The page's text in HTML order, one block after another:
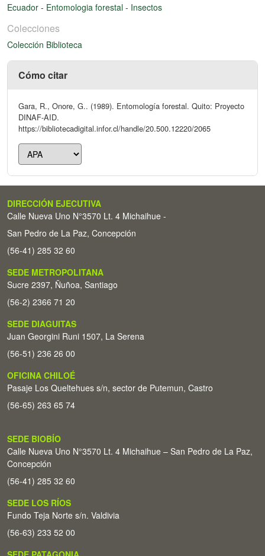
Ecuador - Entomologia forestal - Insectos
Colecciones
Colección Biblioteca
Cómo citar
Gara, R., Onore, G.. (1989). Entomología forestal. Quito: Proyecto
DINAF-AID.
https://bibliotecadigital.infor.cl/handle/20.500.12220/2065
DIRECCIÓN EJECUTIVA
Calle Nueva Uno N°3570 Lt. 4 Michaihue -
San Pedro de La Paz, Concepción
(56-41) 285 32 60
SEDE METROPOLITANA
Sucre 2397, Ñuñoa, Santiago
(56-2) 2366 71 20
SEDE DIAGUITAS
Juan Georgini Runi 1507, La Serena
(56-51) 236 26 00
OFICINA CHILOÉ
Pasaje Los Queltehues s/n, sector de Putemun, Castro
(56-65) 263 65 74
SEDE BIOBÍO
Calle Nueva Uno N°3570 Lt. 4 Michaihue – San Pedro de La Paz,
Concepción
(56-41) 285 32 60
SEDE LOS RÍOS
Fundo Teja Norte s/n. Valdivia
(56-63) 233 52 00